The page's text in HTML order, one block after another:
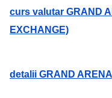
curs valutar GRAND
EXCHANGE)
detalii GRAND